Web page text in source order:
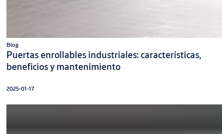
Blog
Puertas enrollables industriales: características,
beneficios y mantenimiento
2025-01-17